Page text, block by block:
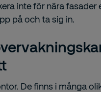
inte för nära fasader
på och ta sig in.
De finns i många